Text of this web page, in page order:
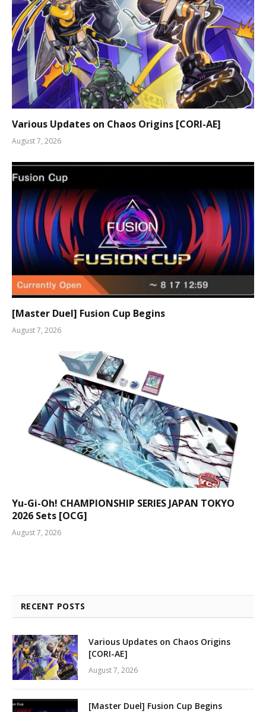
Various Updates on Chaos Origins [CORI-AE]
August 7, 2026
[Master Duel] Fusion Cup Begins
August 7, 2026
Yu-Gi-Oh! CHAMPIONSHIP SERIES JAPAN TOKYO
2026 Sets [OCG]
August 7, 2026
RECENT POSTS
Various Updates on Chaos Origins
[CORI-AE]
August 7, 2026
[Master Duel] Fusion Cup Begins